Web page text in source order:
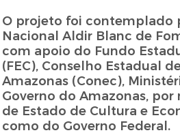
O projeto foi contemplado
Nacional Aldir Blanc de
com apoio do Fundo
(FEC), Conselho Estadual
Amazonas (Conec),
Governo do Amazonas, por
de Estado de Cultura e
como do Governo Federal.